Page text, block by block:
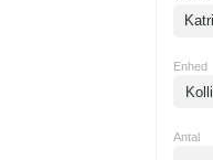
Enhed
Kolli
Antal